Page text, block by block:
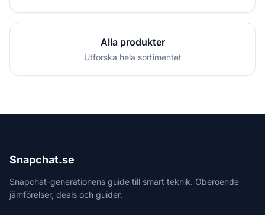
Alla produkter
Utforska hela sortimentet
Snapchat.se
Snapchat-generationens guide till smart teknik. Oberoende
jämförelser, deals och guider.